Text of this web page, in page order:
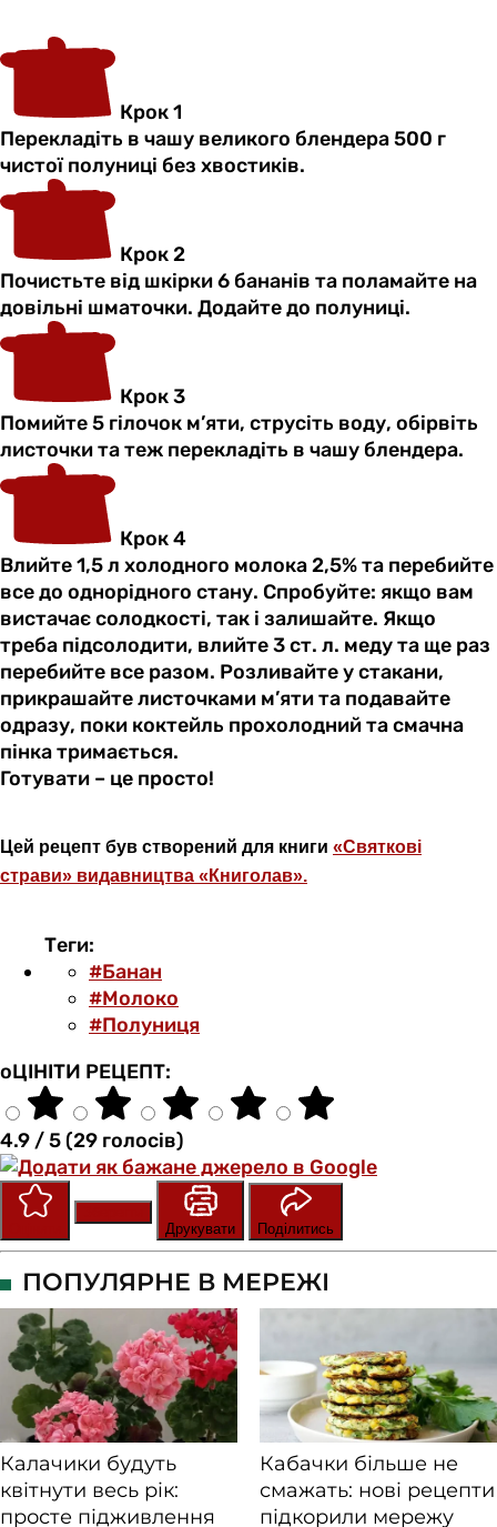
Крок 1
Перекладіть в чашу великого блендера 500 г
чистої полуниці без хвостиків.
Крок 2
Почистьте від шкірки 6 бананів та поламайте на
довільні шматочки. Додайте до полуниці.
Крок 3
Помийте 5 гілочок м’яти, струсіть воду, обірвіть
листочки та теж перекладіть в чашу блендера.
Крок 4
Влийте 1,5 л холодного молока 2,5% та перебийте
все до однорідного стану. Спробуйте: якщо вам
вистачає солодкості, так і залишайте. Якщо
треба підсолодити, влийте 3 ст. л. меду та ще раз
перебийте все разом. Розливайте у стакани,
прикрашайте листочками м’яти та подавайте
одразу, поки коктейль прохолодний та смачна
пінка тримається.
Готувати – це просто!
Цей рецепт був створений для книги «Святкові
страви» видавництва «Книголав».
Теги:
#Банан
#Молоко
#Полуниця
оЦІНІТИ РЕЦЕПТ:
4.9 / 5 (29 голосів)
Друкувати
Поділитись